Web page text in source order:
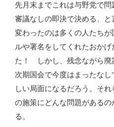
の
表
示
が
不
可
欠
だ”
の
先月末までこれは与野党で
審議なしの即決で決める、
変わったのは多くの人たち
ルや署名をしてくれたおか
た！ しかし、残念ながら廃
次期国会で今度はまったな
しい局面になるだろう。そ
の施策にどんな問題がある
る。